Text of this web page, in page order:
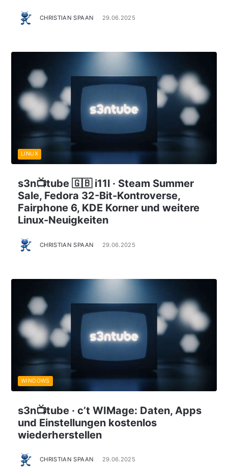
CHRISTIAN SPAAN 29.06.2025
s3n📺tube 🇬🇧 i11l · Steam Summer
Sale, Fedora 32-Bit-Kontroverse,
Fairphone 6, KDE Korner und weitere
Linux-Neuigkeiten
CHRISTIAN SPAAN 29.06.2025
LINUX
s3n📺tube · c’t WIMage: Daten, Apps
und Einstellungen kostenlos
wiederherstellen
CHRISTIAN SPAAN 29.06.2025
WINDOWS